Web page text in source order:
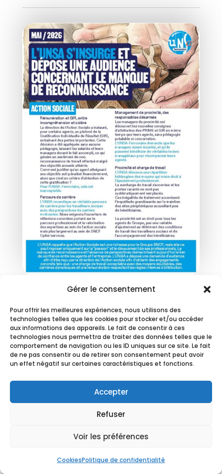
Gérer le consentement
Pour offrir les meilleures expériences, nous utilisons des
technologies telles que les cookies pour stocker et/ou accéder
aux informations des appareils. Le fait de consentir à ces
technologies nous permettra de traiter des données telles que le
comportement de navigation ou les ID uniques sur ce site. Le fait
de ne pas consentir ou de retirer son consentement peut avoir
un effet négatif sur certaines caractéristiques et fonctions.
Accepter
Refuser
Voir les préférences
CookiesPolitique de confidentialité
Action sociale
L’UNSA dépose une audience concernant le
manque de reconnaissance
LIRE PLUS